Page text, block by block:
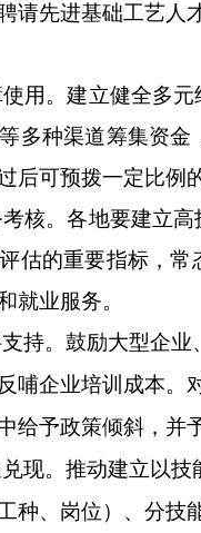
请先进基础工艺人
使用。建立健全多
多种渠道筹集资
后可预拨一定比例
考核。各地要建立
估的重要指标 ，常
就业服务。
持。 鼓励大型企业
哺企业培训成本。
给予政策倾斜，并
现。 推动建立以技
种、岗位）、分技